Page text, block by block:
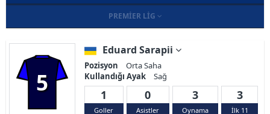
PREMIER LIG
5
Eduard Sarapii
Pozisyon
Orta Saha
Kullandığı Ayak
Sağ
1
Goller
0
Asistler
3
Oynama
3
İlk 11